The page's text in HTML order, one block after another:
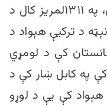
له نن څخه پوره ۸۷ کاله وړاندې، په ۱۳۱۱لمریز کال د
د ترکیې هېواد د
کې د لومړي
په کابل ښار کې د
کې یې د لوړو